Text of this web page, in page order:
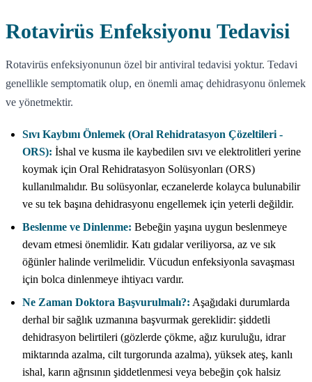
Rotavirüs Enfeksiyonu Tedavisi
Rotavirüs enfeksiyonunun özel bir antiviral tedavisi yoktur. Tedavi
genellikle semptomatik olup, en önemli amaç dehidrasyonu önlemek
ve yönetmektir.
Sıvı Kaybını Önlemek (Oral Rehidratasyon Çözeltileri -
ORS): İshal ve kusma ile kaybedilen sıvı ve elektrolitleri yerine
koymak için Oral Rehidratasyon Solüsyonları (ORS)
kullanılmalıdır. Bu solüsyonlar, eczanelerde kolayca bulunabilir
ve su tek başına dehidrasyonu engellemek için yeterli değildir.
Beslenme ve Dinlenme: Bebeğin yaşına uygun beslenmeye
devam etmesi önemlidir. Katı gıdalar veriliyorsa, az ve sık
öğünler halinde verilmelidir. Vücudun enfeksiyonla savaşması
için bolca dinlenmeye ihtiyacı vardır.
Ne Zaman Doktora Başvurulmalı?: Aşağıdaki durumlarda
derhal bir sağlık uzmanına başvurmak gereklidir: şiddetli
dehidrasyon belirtileri (gözlerde çökme, ağız kuruluğu, idrar
miktarında azalma, cilt turgorunda azalma), yüksek ateş, kanlı
ishal, karın ağrısının şiddetlenmesi veya bebeğin çok halsiz